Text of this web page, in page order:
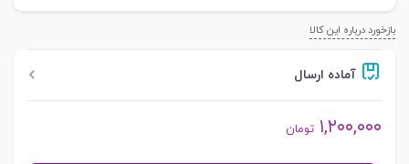
بازخورد درباره این کالا
آماده ارسال
۱,۲۰۰,۰۰۰ تومان